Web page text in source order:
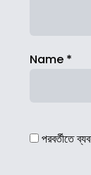
Name *
পরবর্তীতে